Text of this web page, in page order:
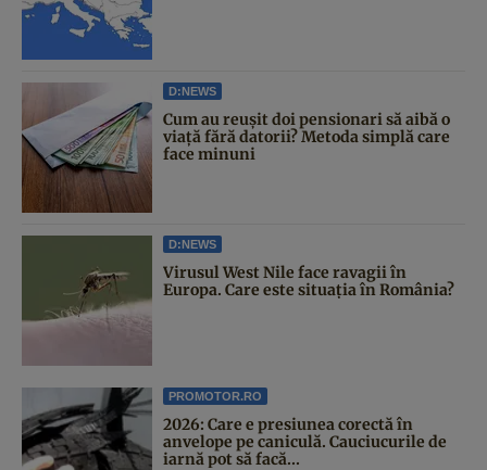
D:NEWS
Cum au reușit doi pensionari să aibă o
viață fără datorii? Metoda simplă care
face minuni
D:NEWS
Virusul West Nile face ravagii în
Europa. Care este situația în România?
PROMOTOR.RO
2026: Care e presiunea corectă în
anvelope pe caniculă. Cauciucurile de
iarnă pot să facă...